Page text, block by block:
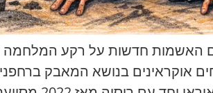
את אוקראינה עם האשמות חדשות על רקע
אוקראינים בנושא המאבק